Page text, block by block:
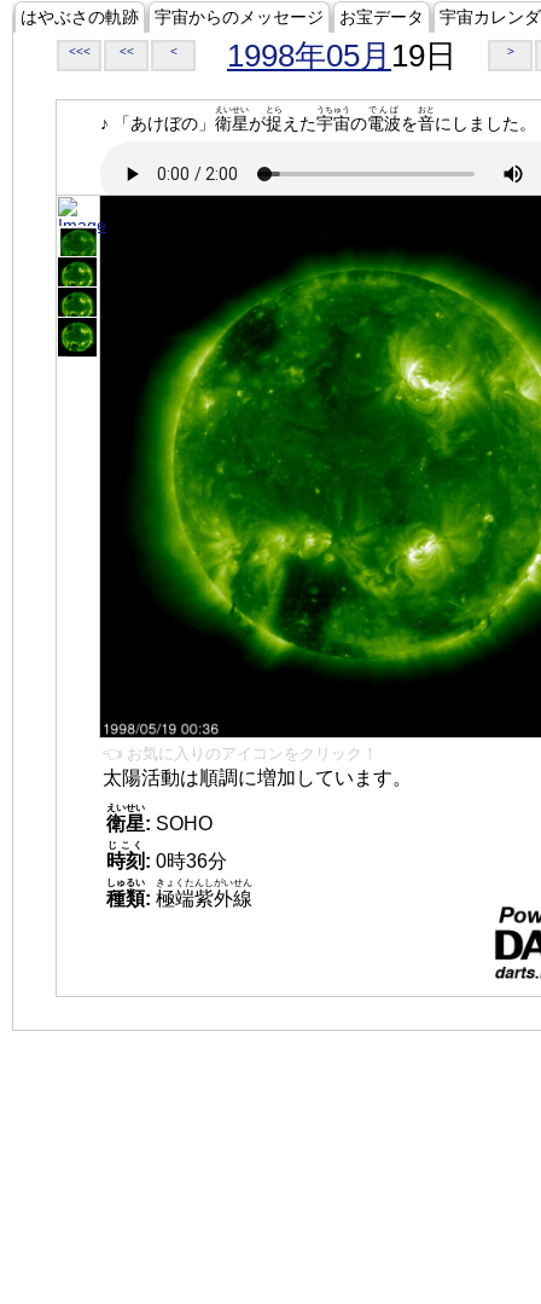
はやぶさの軌跡 宇宙からのメッセージ お宝データ 宇宙カレン
<<< << < 1998年05月 19日 >
♪ 「あけぼの」 衛星
えいせい
が捉
とら
えた宇宙
うちゅう
の電波
でんぱ
を音
おと
にしました。
👈 お気に入りのアイコンをクリック！
太陽活動は順調に増加しています。
衛星
えいせい
: SOHO
時刻
じこく
: 0時36分
種類
しゅるい
: 極端紫外線
きょくたんしがいせん